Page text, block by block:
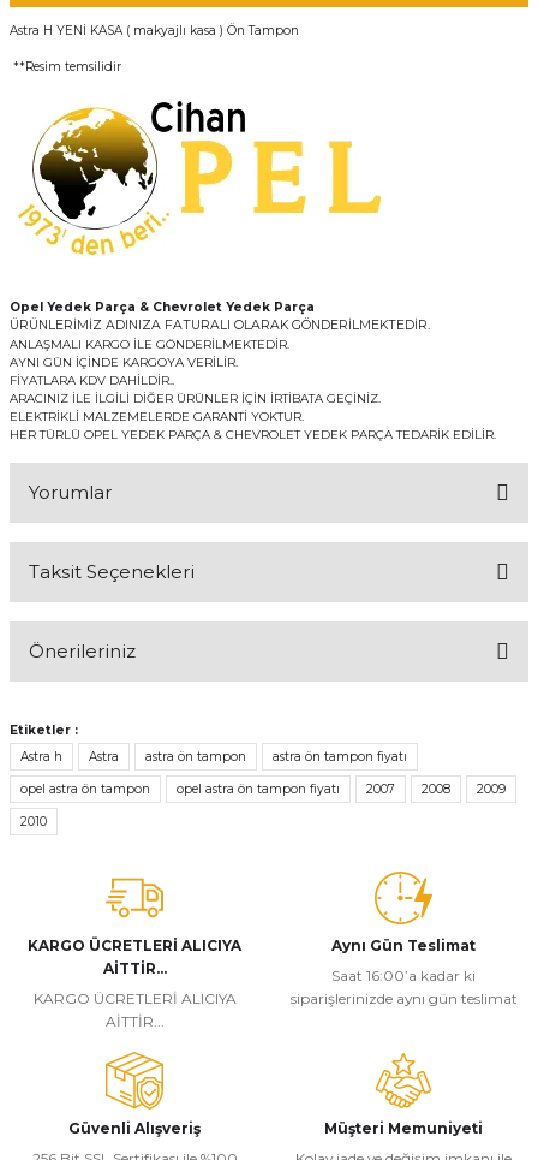
Astra H YENİ KASA ( makyajlı kasa ) Ön Tampon
**Resim temsilidir
Opel Yedek Parça & Chevrolet Yedek Parça
ÜRÜNLERİMİZ ADINIZA FATURALI OLARAK GÖNDERİLMEKTEDİR.
ANLAŞMALI KARGO İLE GÖNDERİLMEKTEDİR.
AYNI GÜN İÇİNDE KARGOYA VERİLİR.
FİYATLARA KDV DAHİLDİR..
ARACINIZ İLE İLGİLİ DİĞER ÜRÜNLER İÇİN İRTİBATA GEÇİNİZ.
ELEKTRİKLİ MALZEMELERDE GARANTİ YOKTUR.
HER TÜRLÜ OPEL YEDEK PARÇA & CHEVROLET YEDEK PARÇA TEDARİK EDİLİR.
Yorumlar
Taksit Seçenekleri
Önerileriniz
konularda yetersiz gördüğünüz noktaları öneri formunu kullanarak
tarafımıza iletebilirsiniz.
Görüş ve önerileriniz için teşekkür ederiz.
Ürün resmi kalitesiz, bozuk veya görüntülenemiyor.
Ürün bilgilerinde hatalar bulunuyor.
Ürün fiyatı diğer sitelerden daha pahalı.
Bu ürüne benzer farklı alternatifler olmalı.
Etiketler :
Astra h
Astra astra ön tampon astra ön tampon fiyatı
opel astra ön tampon opel astra ön tampon fiyatı 2007 2008 2009
2010
KARGO ÜCRETLERİ ALICIYA
AİTTİR...
KARGO ÜCRETLERİ ALICIYA
AİTTİR...
Aynı Gün Teslimat
Saat 16:00’a kadar ki
siparişlerinizde aynı gün teslimat
Güvenli Alışveriş
Müşteri Memuniyeti